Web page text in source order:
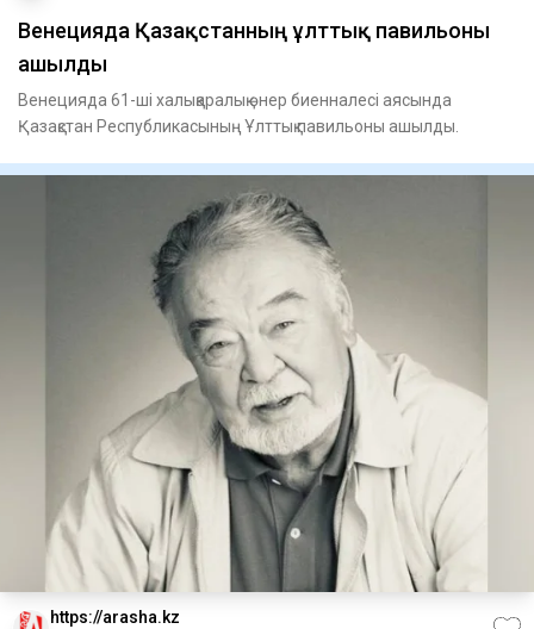
Венецияда Қазақстанның ұлттық павильоны
ашылды
Венецияда 61-ші халықаралық өнер биенналесі аясында
Қазақстан Республикасының Ұлттық павильоны ашылды.
https://arasha.kz